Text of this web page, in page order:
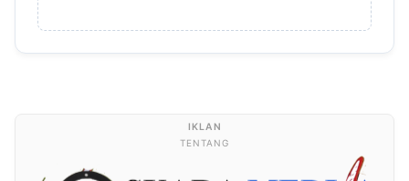
TENTANG